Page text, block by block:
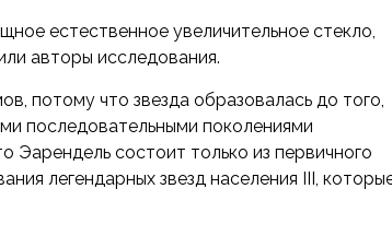
естественное увеличительное стекло,
авторы исследования.
потому что звезда образовалась до того,
последовательными поколениями
Эарендель состоит только из первичного
легендарных звезд населения III,